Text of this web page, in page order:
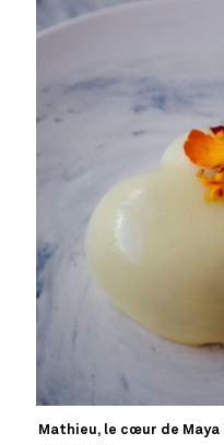
Mathieu, le cœur de